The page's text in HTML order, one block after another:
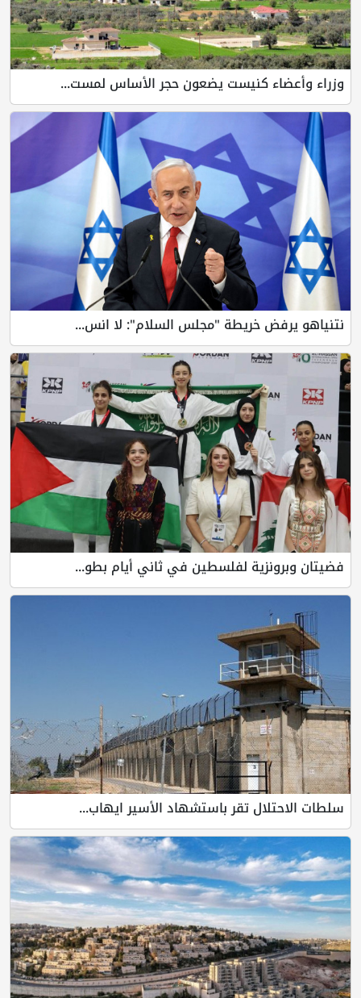
وزراء وأعضاء كنيست يضعون حجر الأساس لمست...
نتنياهو يرفض خريطة "مجلس السلام": لا انس...
فضيتان وبرونزية لفلسطين في ثاني أيام بطو...
سلطات الاحتلال تقر باستشهاد الأسير ايهاب...